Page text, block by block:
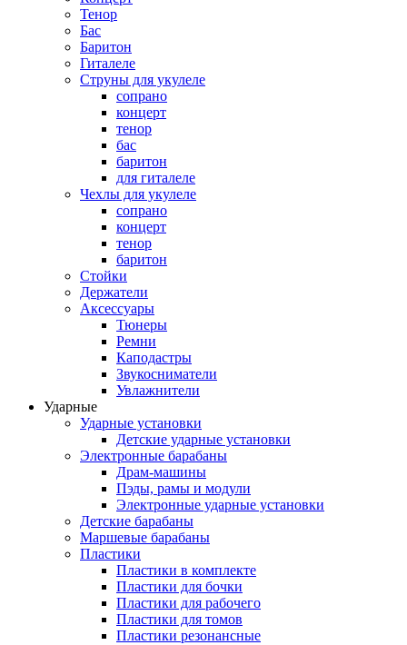
Тенор
Бас
Баритон
Гиталеле
Струны для укулеле
сопрано
концерт
тенор
бас
баритон
для гиталеле
Чехлы для укулеле
сопрано
концерт
тенор
баритон
Стойки
Держатели
Аксессуары
Тюнеры
Ремни
Каподастры
Звукосниматели
Увлажнители
Ударные
Ударные установки
Детские ударные установки
Электронные барабаны
Драм-машины
Пэды, рамы и модули
Электронные ударные установки
Детские барабаны
Маршевые барабаны
Пластики
Пластики в комплекте
Пластики для бочки
Пластики для рабочего
Пластики для томов
Пластики резонансные